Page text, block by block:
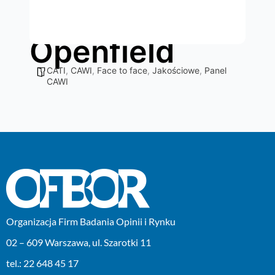
Openfield
CATI, CAWI, Face to face, Jakościowe, Panel
CAWI
Organizacja Firm Badania Opinii i Rynku
02 – 609 Warszawa, ul. Szarotki 11
tel.: 22 648 45 17